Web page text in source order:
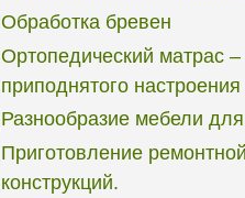
Обработка бревен
Ортопедический матрас
приподнятого настроения
Разнообразие мебели
Приготовление
конструкций.